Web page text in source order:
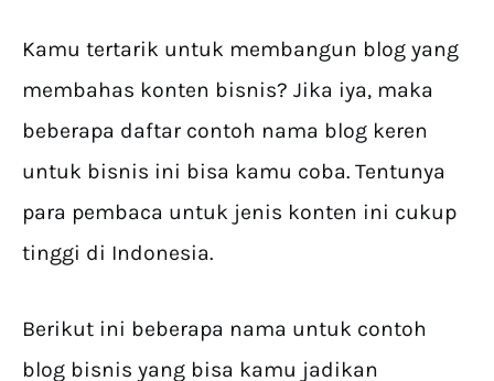
Kamu tertarik untuk membangun blog yang
membahas konten bisnis? Jika iya, maka
beberapa daftar contoh nama blog keren
untuk bisnis ini bisa kamu coba. Tentunya
para pembaca untuk jenis konten ini cukup
tinggi di Indonesia.
Berikut ini beberapa nama untuk contoh
blog bisnis yang bisa kamu jadikan